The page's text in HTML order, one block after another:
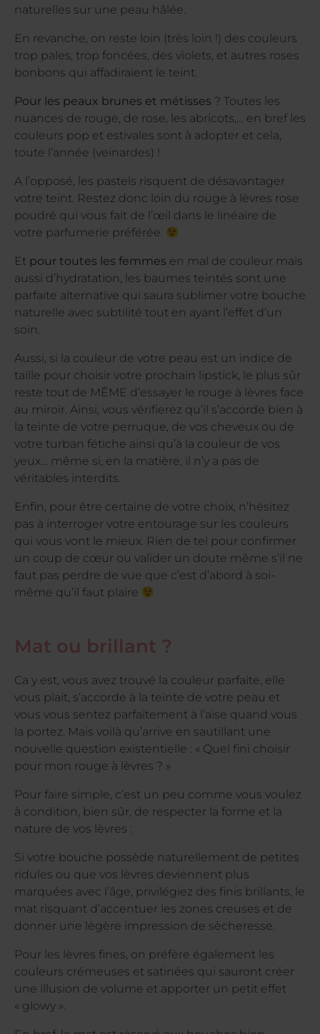
naturelles sur une peau hâlée.
En revanche, on reste loin (très loin !) des couleurs
trop pales, trop foncées, des violets, et autres roses
bonbons qui affadiraient le teint.
Pour les peaux brunes et métisses ? Toutes les
nuances de rouge, de rose, les abricots,… en bref les
couleurs pop et estivales sont à adopter et cela,
toute l’année (veinardes) !
A l’opposé, les pastels risquent de désavantager
votre teint. Restez donc loin du rouge à lèvres rose
poudré qui vous fait de l’œil dans le linéaire de
votre parfumerie préférée.
Et pour toutes les femmes en mal de couleur mais
aussi d’hydratation, les baumes teintés sont une
parfaite alternative qui saura sublimer votre bouche
naturelle avec subtilité tout en ayant l’effet d’un
soin.
Aussi, si la couleur de votre peau est un indice de
taille pour choisir votre prochain lipstick, le plus sûr
reste tout de MÊME d’essayer le rouge à lèvres face
au miroir. Ainsi, vous vérifierez qu’il s’accorde bien à
la teinte de votre perruque, de vos cheveux ou de
votre turban fétiche ainsi qu’à la couleur de vos
yeux… même si, en la matière, il n’y a pas de
véritables interdits.
Enfin, pour être certaine de votre choix, n’hésitez
pas à interroger votre entourage sur les couleurs
qui vous vont le mieux. Rien de tel pour confirmer
un coup de cœur ou valider un doute même s’il ne
faut pas perdre de vue que c’est d’abord à soi-
même qu’il faut plaire
Mat ou brillant ?
Ca y est, vous avez trouvé la couleur parfaite, elle
vous plait, s’accorde à la teinte de votre peau et
vous vous sentez parfaitement à l’aise quand vous
la portez. Mais voilà qu’arrive en sautillant une
nouvelle question existentielle : « Quel fini choisir
pour mon rouge à lèvres ? »
Pour faire simple, c’est un peu comme vous voulez
à condition, bien sûr, de respecter la forme et la
nature de vos lèvres :
Si votre bouche possède naturellement de petites
ridules ou que vos lèvres deviennent plus
marquées avec l’âge, privilégiez des finis brillants, le
mat risquant d’accentuer les zones creuses et de
donner une légère impression de sècheresse.
Pour les lèvres fines, on préfère également les
couleurs crémeuses et satinées qui sauront créer
une illusion de volume et apporter un petit effet
« glowy ».